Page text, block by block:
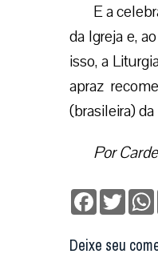
E a
da Igreja e,
isso, a
apraz
(brasileira)
Por
Facebook
Twitter
Deixe seu